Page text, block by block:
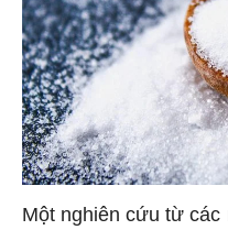
Một nghiên cứu từ các